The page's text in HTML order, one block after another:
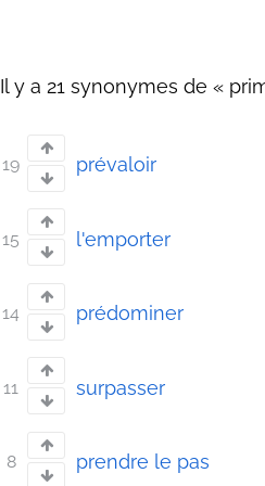
Il y a 21 synonymes de «
19 prévaloir
15 l'emporter
14 prédominer
11 surpasser
8 prendre le pas